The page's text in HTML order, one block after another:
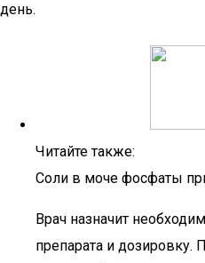
день.
Читайте также:
Соли в моче фосфаты
Врач назначит
препарата и дозировку.